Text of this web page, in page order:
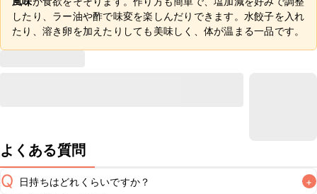
したり、ラー油や酢で味変を楽しんだりできます。水餃子を入れ
たり、溶き卵を加えたりしても美味しく、体が温まる一品です。
よくある質問
Q 日持ちはどれくらいですか？ +